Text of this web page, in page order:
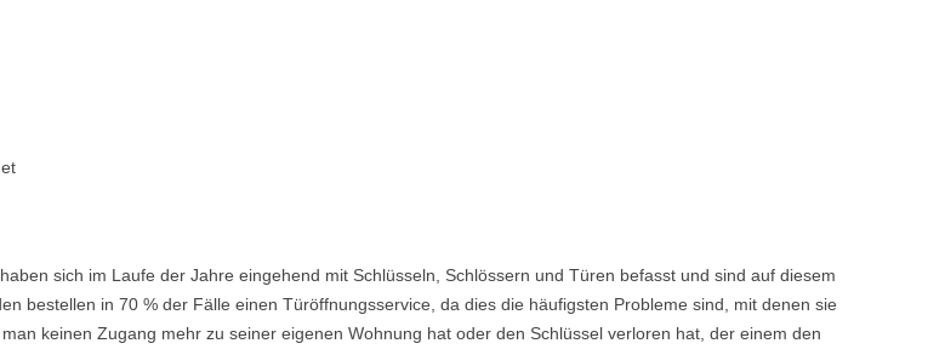
sich im Laufe der Jahre eingehend mit Schlüsseln, Schlössern und Türen befasst und sind auf diesem
bestellen in 70 % der Fälle einen Türöffnungsservice, da dies die häufigsten Probleme sind, mit denen sie
keinen Zugang mehr zu seiner eigenen Wohnung hat oder den Schlüssel verloren hat, der einem den